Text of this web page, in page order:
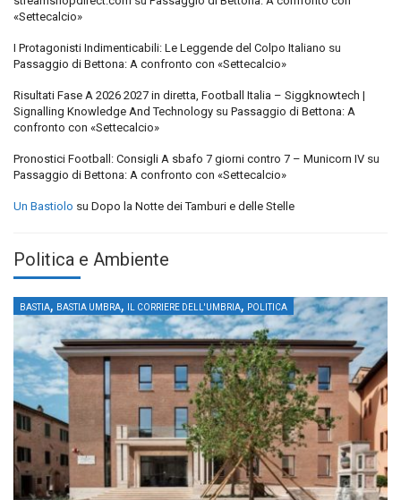
«Settecalcio»
I Protagonisti Indimenticabili: Le Leggende del Colpo Italiano su
Passaggio di Bettona: A confronto con «Settecalcio»
Risultati Fase A 2026 2027 in diretta, Football Italia – Siggknowtech |
Signalling Knowledge And Technology su Passaggio di Bettona: A
confronto con «Settecalcio»
Pronostici Football: Consigli A sbafo 7 giorni contro 7 – Municorn IV su
Passaggio di Bettona: A confronto con «Settecalcio»
Un Bastiolo su Dopo la Notte dei Tamburi e delle Stelle
Politica e Ambiente
BASTIA, BASTIA UMBRA, IL CORRIERE DELL'UMBRIA, POLITICA